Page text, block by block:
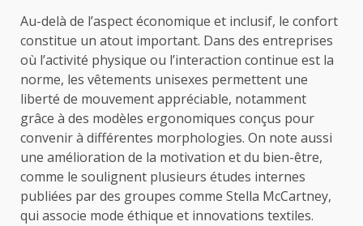
Au-delà de l’aspect économique et inclusif, le confort
constitue un atout important. Dans des entreprises
où l’activité physique ou l’interaction continue est la
norme, les vêtements unisexes permettent une
liberté de mouvement appréciable, notamment
grâce à des modèles ergonomiques conçus pour
convenir à différentes morphologies. On note aussi
une amélioration de la motivation et du bien-être,
comme le soulignent plusieurs études internes
publiées par des groupes comme Stella McCartney,
qui associe mode éthique et innovations textiles.